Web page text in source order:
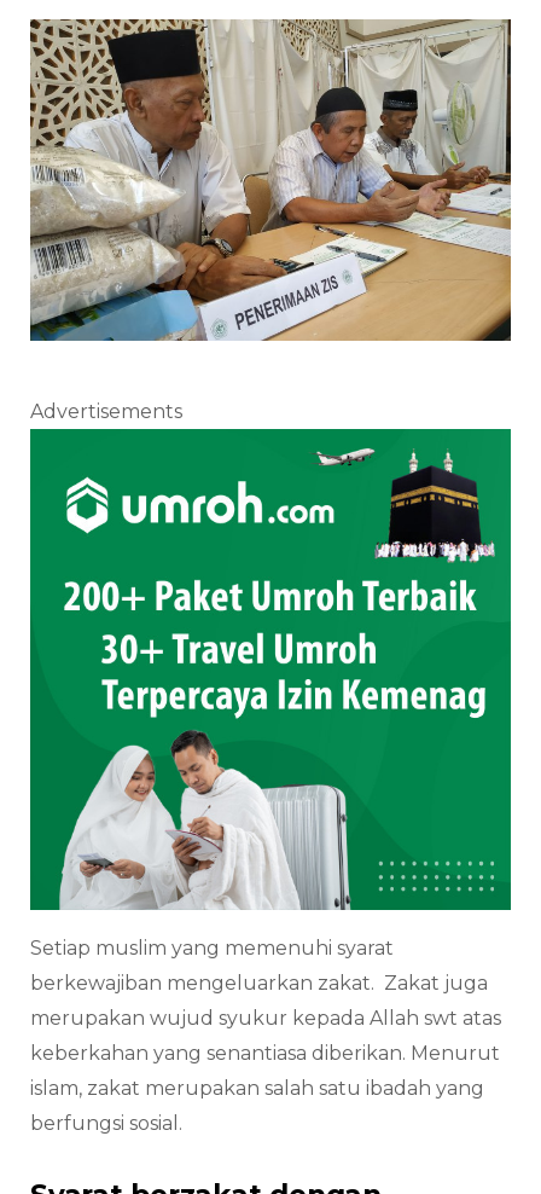
Advertisements
Setiap muslim yang memenuhi syarat
berkewajiban mengeluarkan zakat. Zakat juga
merupakan wujud syukur kepada Allah swt atas
keberkahan yang senantiasa diberikan. Menurut
islam, zakat merupakan salah satu ibadah yang
berfungsi sosial.